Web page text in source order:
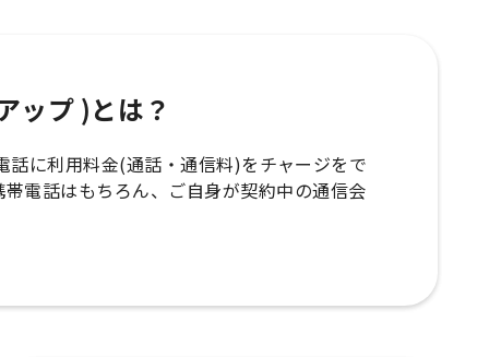
ップ )とは？
に利用料金(通話・通信料)をチャージをで
電話はもちろん、ご自身が契約中の通信会